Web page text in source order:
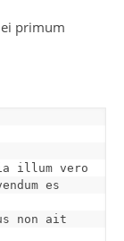
primum
illum vero
es
non ait